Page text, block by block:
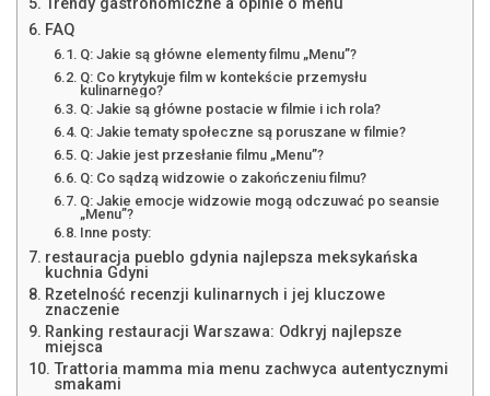
Trendy gastronomiczne a opinie o menu
FAQ
Q: Jakie są główne elementy filmu „Menu”?
Q: Co krytykuje film w kontekście przemysłu
kulinarnego?
Q: Jakie są główne postacie w filmie i ich rola?
Q: Jakie tematy społeczne są poruszane w filmie?
Q: Jakie jest przesłanie filmu „Menu”?
Q: Co sądzą widzowie o zakończeniu filmu?
Q: Jakie emocje widzowie mogą odczuwać po seansie
„Menu”?
Inne posty:
restauracja pueblo gdynia najlepsza meksykańska
kuchnia Gdyni
Rzetelność recenzji kulinarnych i jej kluczowe
znaczenie
Ranking restauracji Warszawa: Odkryj najlepsze
miejsca
Trattoria mamma mia menu zachwyca autentycznymi
smakami